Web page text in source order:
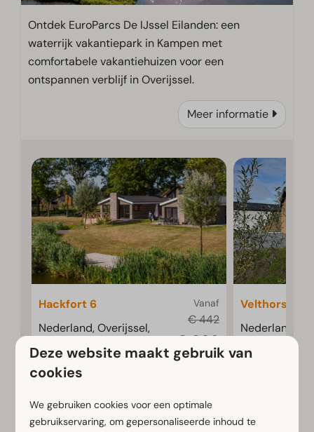
Ontdek EuroParcs De IJssel Eilanden: een
waterrijk vakantiepark in Kampen met
comfortabele vakantiehuizen voor een
ontspannen verblijf in Overijssel.
Meer informatie
Vanaf
€ 442
€ 382
3 nachten
Hackfort 6
Nederland, Overijssel,
6
Ruime lichte
Velthorst 4
Nederland,
Deze website maakt gebruik van
cookies
We gebruiken cookies voor een optimale
gebruikservaring, om gepersonaliseerde inhoud te